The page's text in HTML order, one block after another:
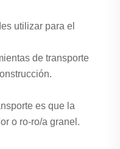
utilizar para el
de transporte
es que la
o ro-ro/a granel.